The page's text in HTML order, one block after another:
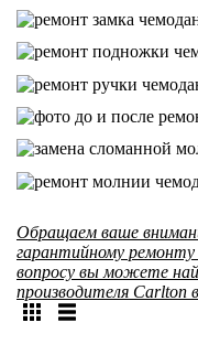
Обращаем ваше
гарантийному
вопросу вы можете
производителя Carlton